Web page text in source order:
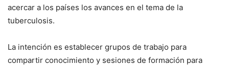
acercar a los países los avances en el tema de la
tuberculosis.
La intención es establecer grupos de trabajo para
compartir conocimiento y sesiones de formación para